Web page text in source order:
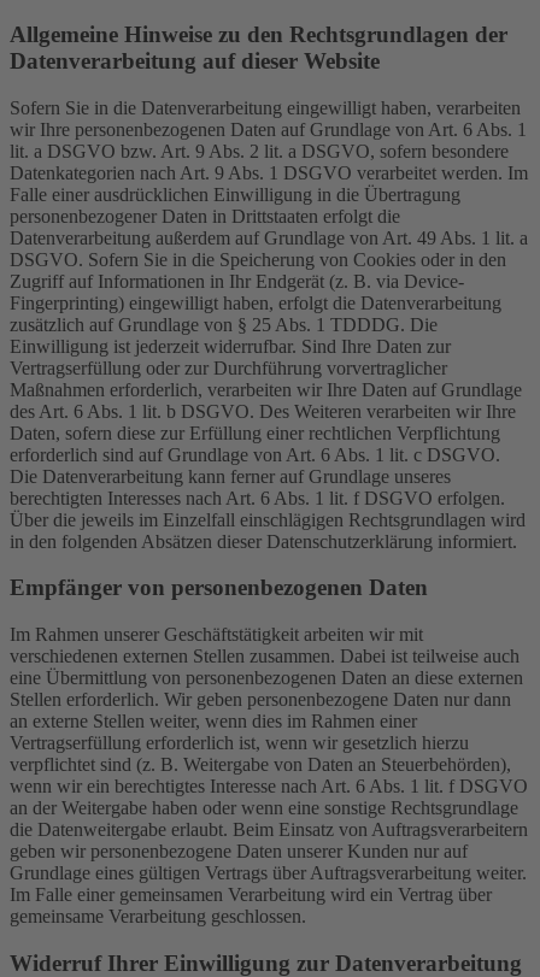
Allgemeine Hinweise zu den Rechtsgrundlagen der
Datenverarbeitung auf dieser Website
Sofern Sie in die Datenverarbeitung eingewilligt haben, verarbeiten
wir Ihre personenbezogenen Daten auf Grundlage von Art. 6 Abs. 1
lit. a DSGVO bzw. Art. 9 Abs. 2 lit. a DSGVO, sofern besondere
Datenkategorien nach Art. 9 Abs. 1 DSGVO verarbeitet werden. Im
Falle einer ausdrücklichen Einwilligung in die Übertragung
personenbezogener Daten in Drittstaaten erfolgt die
Datenverarbeitung außerdem auf Grundlage von Art. 49 Abs. 1 lit. a
DSGVO. Sofern Sie in die Speicherung von Cookies oder in den
Zugriff auf Informationen in Ihr Endgerät (z. B. via Device-
Fingerprinting) eingewilligt haben, erfolgt die Datenverarbeitung
zusätzlich auf Grundlage von § 25 Abs. 1 TDDDG. Die
Einwilligung ist jederzeit widerrufbar. Sind Ihre Daten zur
Vertragserfüllung oder zur Durchführung vorvertraglicher
Maßnahmen erforderlich, verarbeiten wir Ihre Daten auf Grundlage
des Art. 6 Abs. 1 lit. b DSGVO. Des Weiteren verarbeiten wir Ihre
Daten, sofern diese zur Erfüllung einer rechtlichen Verpflichtung
erforderlich sind auf Grundlage von Art. 6 Abs. 1 lit. c DSGVO.
Die Datenverarbeitung kann ferner auf Grundlage unseres
berechtigten Interesses nach Art. 6 Abs. 1 lit. f DSGVO erfolgen.
Über die jeweils im Einzelfall einschlägigen Rechtsgrundlagen wird
in den folgenden Absätzen dieser Datenschutzerklärung informiert.
Empfänger von personenbezogenen Daten
Im Rahmen unserer Geschäftstätigkeit arbeiten wir mit
verschiedenen externen Stellen zusammen. Dabei ist teilweise auch
eine Übermittlung von personenbezogenen Daten an diese externen
Stellen erforderlich. Wir geben personenbezogene Daten nur dann
an externe Stellen weiter, wenn dies im Rahmen einer
Vertragserfüllung erforderlich ist, wenn wir gesetzlich hierzu
verpflichtet sind (z. B. Weitergabe von Daten an Steuerbehörden),
wenn wir ein berechtigtes Interesse nach Art. 6 Abs. 1 lit. f DSGVO
an der Weitergabe haben oder wenn eine sonstige Rechtsgrundlage
die Datenweitergabe erlaubt. Beim Einsatz von Auftragsverarbeitern
geben wir personenbezogene Daten unserer Kunden nur auf
Grundlage eines gültigen Vertrags über Auftragsverarbeitung weiter.
Im Falle einer gemeinsamen Verarbeitung wird ein Vertrag über
gemeinsame Verarbeitung geschlossen.
Widerruf Ihrer Einwilligung zur Datenverarbeitung